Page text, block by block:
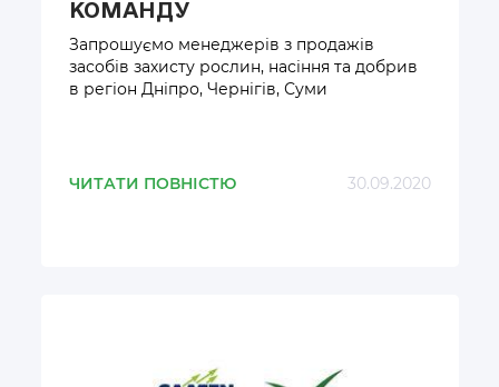
КОМАНДУ
Запрошуємо менеджерів з продажів
засобів захисту рослин, насіння та добрив
в регіон Дніпро, Чернігів, Суми
ЧИТАТИ ПОВНІСТЮ 30.09.2020